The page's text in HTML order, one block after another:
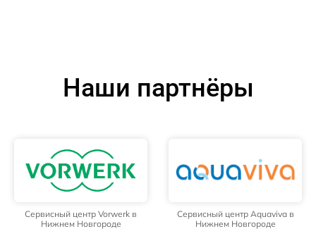
Наши партнёры
Сервисный центр Vorwerk в
Нижнем Новгороде
Сервисный центр Aquaviva в
Нижнем Новгороде